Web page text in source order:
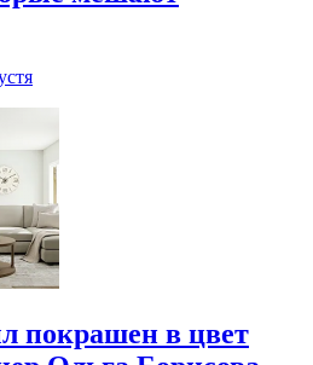
покрашен в цвет